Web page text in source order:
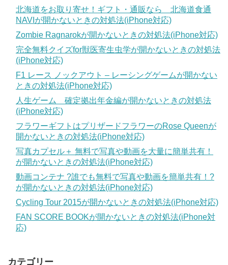
北海道をお取り寄せ！ギフト・通販なら 北海道食通
NAVIが開かないときの対処法(iPhone対応)
Zombie Ragnarokが開かないときの対処法(iPhone対応)
完全無料クイズfor獣医寄生虫学が開かないときの対処法
(iPhone対応)
F1 レース ノックアウト – レーシングゲームが開かない
ときの対処法(iPhone対応)
人生ゲーム 確定拠出年金編が開かないときの対処法
(iPhone対応)
フラワーギフトはプリザードフラワーのRose Queenが
開かないときの対処法(iPhone対応)
写真カプセル＋ 無料で写真や動画を大量に簡単共有！
が開かないときの対処法(iPhone対応)
動画コンテナ ?誰でも無料で写真や動画を簡単共有！?
が開かないときの対処法(iPhone対応)
Cycling Tour 2015が開かないときの対処法(iPhone対応)
FAN SCORE BOOKが開かないときの対処法(iPhone対
応)
カテゴリー